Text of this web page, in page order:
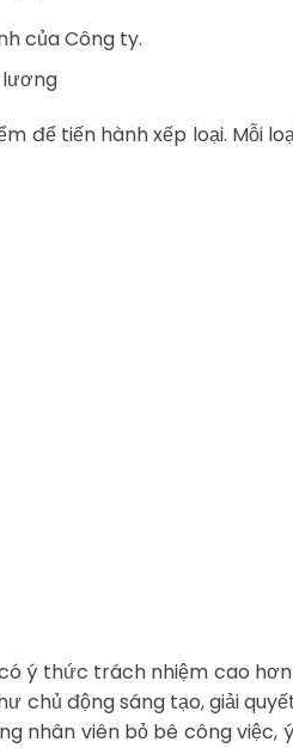
của Công ty.
lương
để tiến hành xếp loại. Mỗi
ý thức trách nhiệm cao
chủ động sáng tạo, giải
nhân viên bỏ bê công việc,